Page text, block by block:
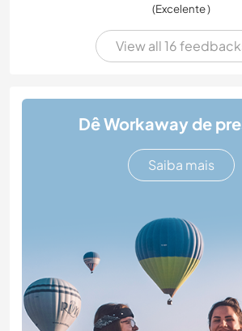
(Excelente )
View all 16
Dê Workaway de
Saiba mais